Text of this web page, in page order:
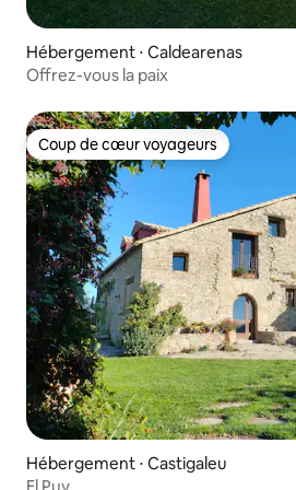
Hébergement ⋅ Caldearenas
Offrez-vous la paix
Coup de cœur voyageurs
Coup de cœur voyageurs
Hébergement ⋅ Castigaleu